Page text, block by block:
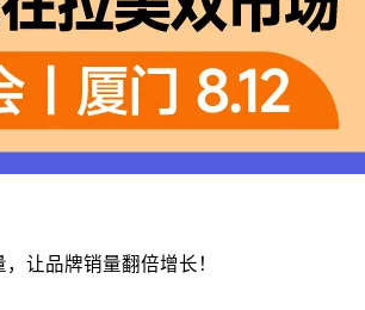
让品牌销量翻倍增长！